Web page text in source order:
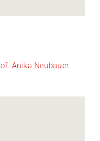
Anika Neubauer